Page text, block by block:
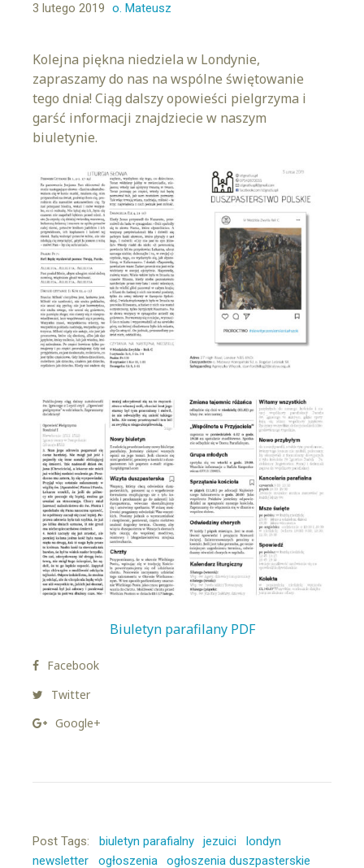
3 lutego 2019 o. Mateusz
Kolejna piękna niedziela w Londynie,
zapraszamy do nas na wspólne świętowanie
tego dnia! Ciąg dalszy opowieści pielgrzyma i
garść informacji znajdziecie w naszym
biuletynie.
Biuletyn parafilany PDF
Facebook
Twitter
Google+
Post Tags: biuletyn parafialny jezuici
londyn
newsletter
ogłoszenia ogłoszenia duszpasterskie